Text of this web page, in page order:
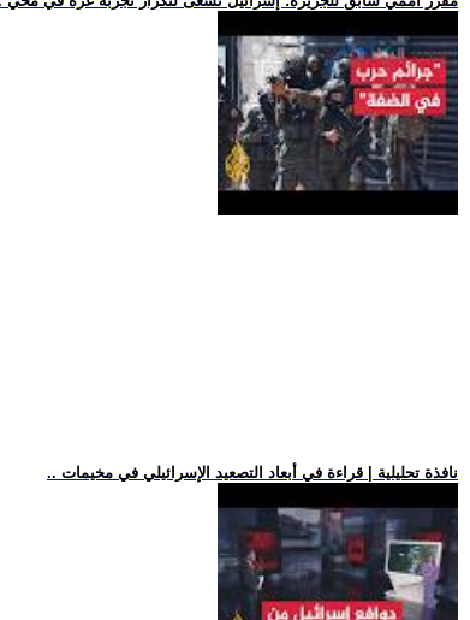
.. نافذة تحليلية | قراءة في أبعاد التصعيد الإسرائيلي في مخيمات